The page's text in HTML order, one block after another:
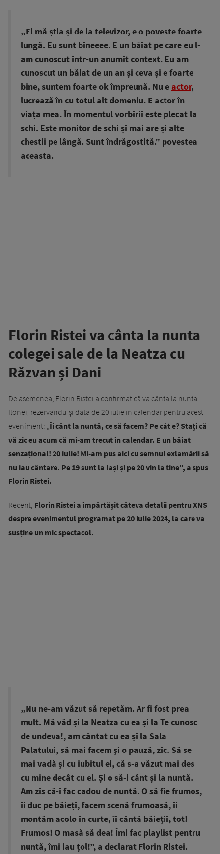
„El mă știa și de la televizor, e o poveste foarte
lungă. Eu sunt bineeee. E un băiat pe care eu l-
am cunoscut într-un anumit context. Eu am
cunoscut un băiat de un an și ceva și e foarte
bine, suntem foarte ok împreună. Nu e actor,
lucrează în cu totul alt domeniu. E actor în
viața mea. În momentul vorbirii este plecat la
schi. Este monitor de schi și mai are și alte
chestii pe lângă. Sunt îndrăgostită.” povestea
aceasta.
Florin Ristei va cânta la nunta
colegei sale de la Neatza cu
Răzvan și Dani
De asemenea, Florin Ristei a confirmat că va cânta la nunta
Ilonei, rezervându-și data de 20 iulie în calendar pentru acest
eveniment: „Îi cânt la nuntă, ce să facem? Pe cât e? Stați că
vă zic eu acum că mi-am trecut în calendar. E un băiat
senzațional! 20 iulie! Mi-am pus aici cu semnul exlamării să
nu iau cântare. Pe 19 sunt la Iași și pe 20 vin la tine”, a spus
Florin Ristei.
Recent, Florin Ristei a împărtășit câteva detalii pentru XNS
despre evenimentul programat pe 20 iulie 2024, la care va
susține un mic spectacol.
„Nu ne-am văzut să repetăm. Ar fi fost prea
mult. Mă văd și la Neatza cu ea și la Te cunosc
de undeva!, am cântat cu ea și la Sala
Palatului, să mai facem și o pauză, zic. Să se
mai vadă și cu iubitul ei, că s-a văzut mai des
cu mine decât cu el. Și o să-i cânt și la nuntă.
Am zis că-i fac cadou de nuntă. O să fie frumos,
îi duc pe băieți, facem scenă frumoasă, îi
montăm acolo în curte, îi cântă băieții, tot!
Frumos! O masă să dea! Îmi fac playlist pentru
nuntă, îmi iau țol!”, a declarat Florin Ristei.